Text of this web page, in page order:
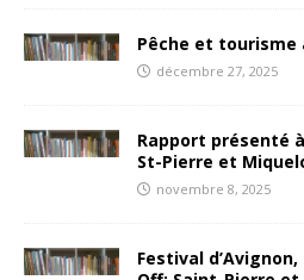
Pêche et tourisme
décembre 27, 2025
Rapport présenté
St-Pierre et
novembre 8, 2025
Festival